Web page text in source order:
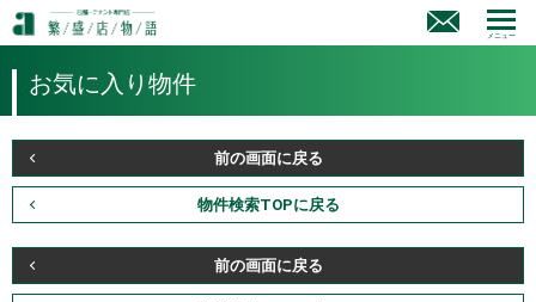
メニュー
お気に入り物件
前の画面に戻る
物件検索TOPに戻る
前の画面に戻る